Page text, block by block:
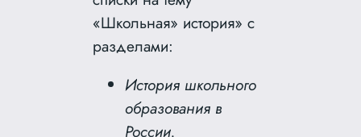
«Школьная» история» с
разделами:
История школьного
образования в
России.